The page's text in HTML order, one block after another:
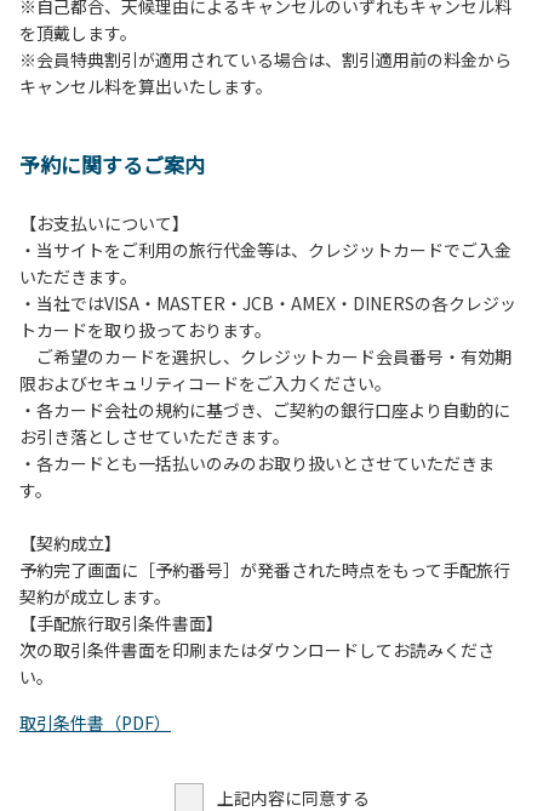
・電源は各サイトにありますのでご利用ください。ただし、
発電機等は使用できません。
・キャンプサイトでは、車のエンジンを停止してください。
・場内での制限速度は10㎞/h以下です。
用）はお止めください。
自己管理責任とさせていただきます。
※自己都合、天候理由によるキャンセルのいずれもキャンセル料
を頂戴します。
※会員特典割引が適用されている場合は、割引適用前の料金から
キャンセル料を算出いたします。
予約に関するご案内
【お支払いについて】
・当サイトをご利用の旅行代金等は、クレジットカードでご入金
いただきます。
・当社ではVISA・MASTER・JCB・AMEX・DINERSの各クレジッ
トカードを取り扱っております。
ご希望のカードを選択し、クレジットカード会員番号・有効期
限およびセキュリティコードをご入力ください。
・各カード会社の規約に基づき、ご契約の銀行口座より自動的に
お引き落としさせていただきます。
・各カードとも一括払いのみのお取り扱いとさせていただきま
す。
【契約成立】
予約完了画面に［予約番号］が発番された時点をもって手配旅行
契約が成立します。
【手配旅行取引条件書面】
次の取引条件書面を印刷またはダウンロードしてお読みくださ
い。
取引条件書（PDF）
上記内容に同意する